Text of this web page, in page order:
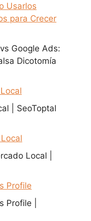
Usarlos
para Crecer
Google Ads:
Dicotomía
| SeoToptal
Local |
Profile
Profile |